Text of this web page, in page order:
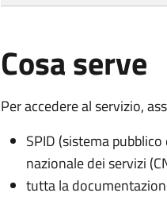
Cosa serve
Per accedere al servizio,
SPID (sistema
nazionale dei servizi
tutta la